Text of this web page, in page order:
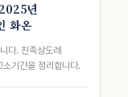
년
화온
다. 친족상도례
기간을 정리합니다.